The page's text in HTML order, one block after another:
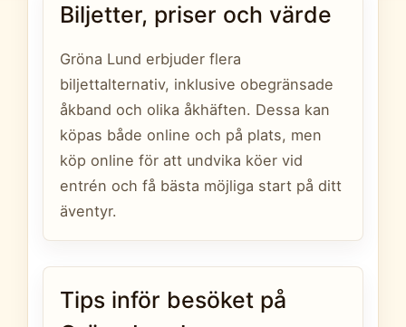
Biljetter, priser och värde
Gröna Lund erbjuder flera
biljettalternativ, inklusive obegränsade
åkband och olika åkhäften. Dessa kan
köpas både online och på plats, men
köp online för att undvika köer vid
entrén och få bästa möjliga start på ditt
äventyr.
Tips inför besöket på